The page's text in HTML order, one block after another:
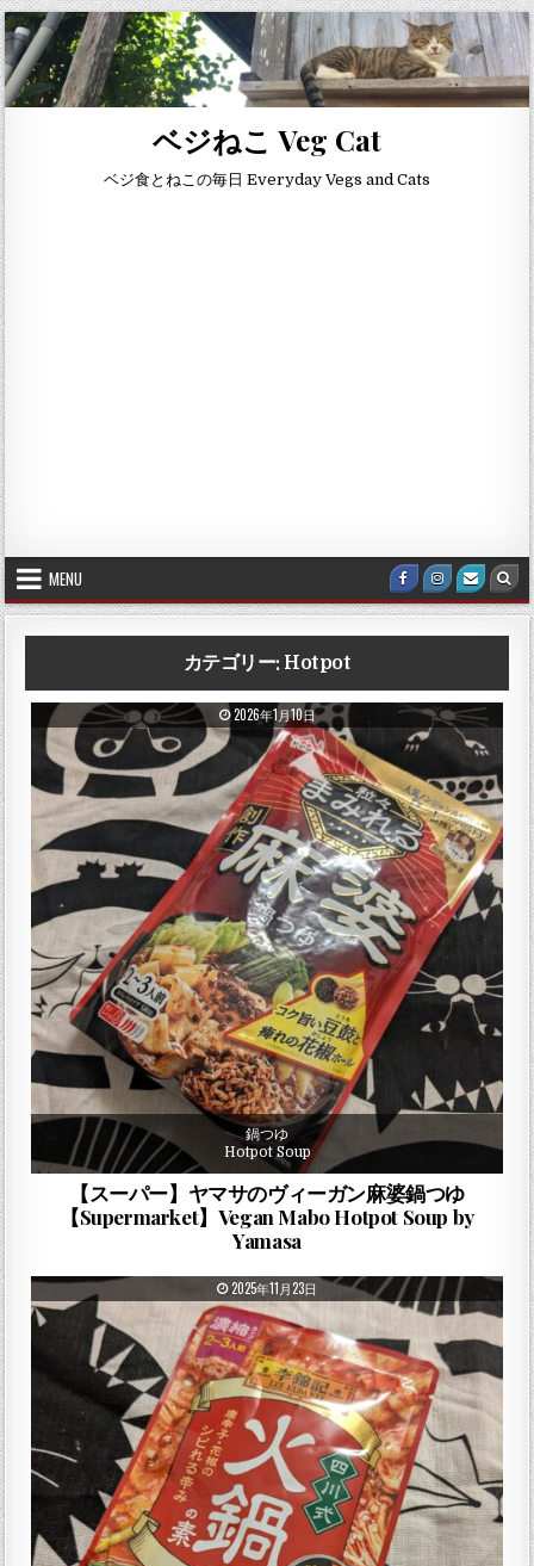
Skip to content
ベジねこ Veg Cat
ベジ食とねこの毎日 Everyday Vegs and Cats
MENU Facebook
Instagram
Email
カテゴリー: Hotpot
PUBLISHED DATE:
2026年1月10日
鍋つゆ
Hotpot Soup
【スーパー】ヤマサのヴィーガン麻婆鍋つゆ
【Supermarket】Vegan Mabo Hotpot Soup by
Yamasa
PUBLISHED DATE:
2025年11月23日